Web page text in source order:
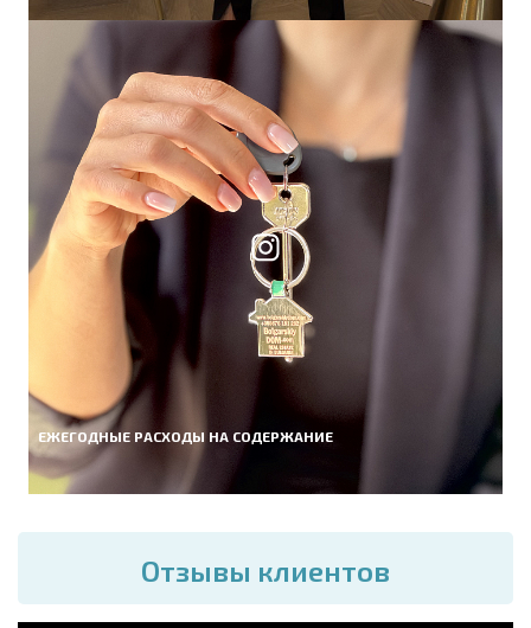
ЕЖЕГОДНЫЕ РАСХОДЫ НА СОДЕРЖАНИЕ
Отзывы клиентов